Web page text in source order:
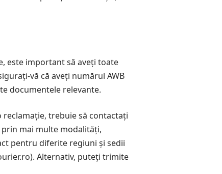
este important să aveți toate
vă că aveți numărul AWB
documentele relevante.
trebuie să contactați
prin mai multe modalități,
pentru diferite regiuni și sedii
). Alternativ, puteți trimite